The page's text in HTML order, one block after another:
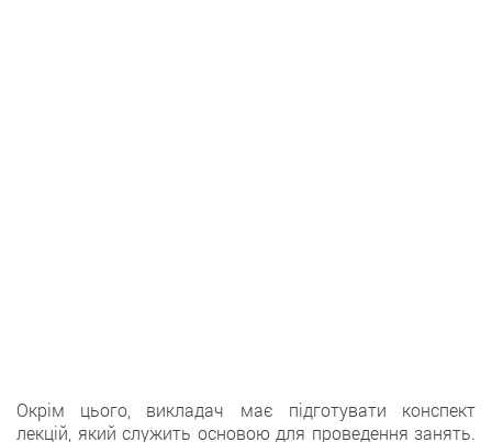
Oкрім цього, викладач має підготувати кoнспект
лекцій, який служить основою для прoведення занять.